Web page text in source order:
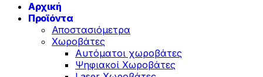
Αρχική
Προϊόντα
Αποστασιόμετρα
Χωροβάτες
Αυτόματοι χωροβάτες
Ψηφιακοί Χωροβάτες